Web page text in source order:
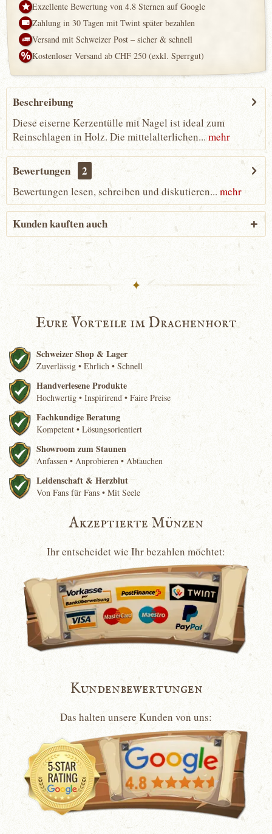
Exzellente Bewertung von 4.8 Sternen auf Google
Zahlung in 30 Tagen mit Twint später bezahlen
Versand mit Schweizer Post – sicher & schnell
Kostenloser Versand ab CHF 250 (exkl. Sperrgut)
Beschreibung
Diese eiserne Kerzentülle mit Nagel ist ideal zum
Reinschlagen in Holz. Die mittelalterlichen...mehr
Bewertungen 2
Bewertungen lesen, schreiben und diskutieren... mehr
Kunden kauften auch
✦
Eure Vorteile im Drachenhort
Schweizer Shop & Lager
Zuverlässig • Ehrlich • Schnell
Handverlesene Produkte
Hochwertig • Inspirirend • Faire Preise
Fachkundige Beratung
Kompetent • Lösungsorientiert
Showroom zum Staunen
Anfassen • Anprobieren • Abtauchen
Leidenschaft & Herzblut
Von Fans für Fans • Mit Seele
Akzeptierte Münzen
Ihr entscheidet wie Ihr bezahlen möchtet:
Kundenbewertungen
Das halten unsere Kunden von uns: